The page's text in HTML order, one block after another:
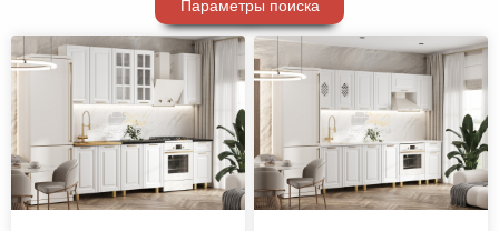
Офисная
мебель
Столы
под
компьютер
Мебель
для
Мебель
Параметры поиска